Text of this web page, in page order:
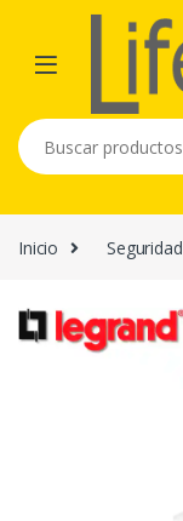
Skip to navigation
Skip to content
Buscar por:
Inicio Seguridad